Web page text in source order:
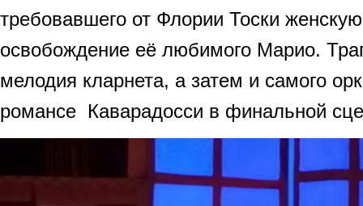
требовавшего от Флории Тоски
освобождение её любимого Марио.
мелодия кларнета, а затем и самого
романсе Каварадосси в финальной